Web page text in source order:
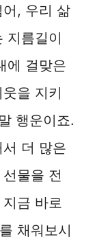
, 우리 삶
지름길이
에 걸맞은
을 지키
행운이죠.
더 많은
물을 전
금 바로
채워보시